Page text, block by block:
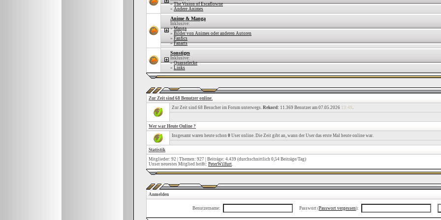
»The Vision of Escaflowne
» Andere Animes
Anime & Manga
Inklusive:
»Manga
» Bilder von Animes oder anderen Autoren
» Fanfics
»Fanarts
Sonstiges
Inklusive:
»Quasselecke
» Links
Zur Zeit sind 68 Benutzer online.
Zur Zeit sind 68 Besucher im Forum unterwegs. Rekord: 11.369 Benutzer am 07.05.2026 13:49.
Wer war Heute Online ?
Insgesamt waren heute schon 0 User online. Die Zeit gibt an, wann der User das erste Mal heute online war.
Statistik
Mitglieder: 92 | Themen: 927 | Beiträge: 4.439 (durchschnittlich 0,54 Beiträge/Tag)
Unser neuestes Mitglied heißt: PeterWilfurt.
Anmelden
Benutzername: Passwort (Passwort vergessen):